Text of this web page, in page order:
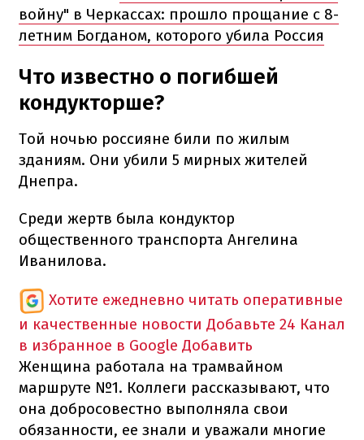
войну" в Черкассах: прошло прощание с 8-
летним Богданом, которого убила Россия
Что известно о погибшей
кондукторше?
Той ночью россияне били по жилым
зданиям. Они убили 5 мирных жителей
Днепра.
Среди жертв была кондуктор
общественного транспорта Ангелина
Иванилова.
Хотите ежедневно читать оперативные
и качественные новости Добавьте 24 Канал
в избранное в Google Добавить
Женщина работала на трамвайном
маршруте №1. Коллеги рассказывают, что
она добросовестно выполняла свои
обязанности, ее знали и уважали многие